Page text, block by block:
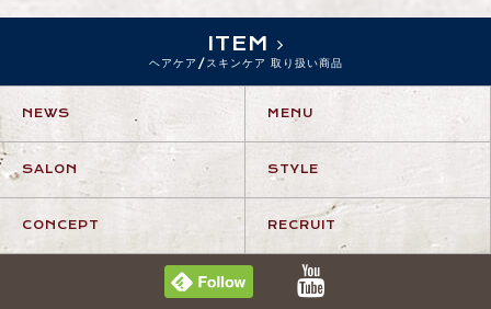
ITEM
ヘアケア/スキンケア 取り扱い商品
NEWS MENU
SALON STYLE
CONCEPT RECRUIT